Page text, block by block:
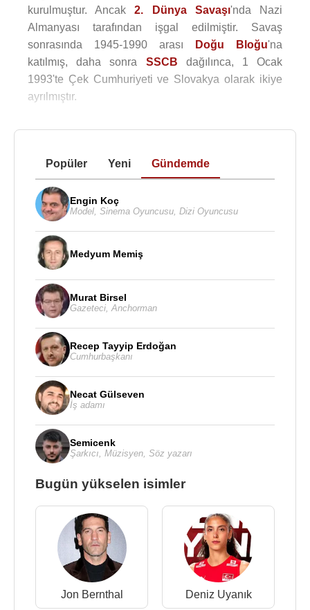
kurulmuştur. Ancak2. Dünya Savaşı'nda Nazi
Almanyası tarafından işgal edilmiştir. Savaş
sonrasında 1945-1990 arası
Doğu Bloğu'na
katılmış, daha sonra SSCB dağılınca, 1 Ocak
1993'te Çek Cumhuriyeti ve Slovakya olarak ikiye
ayrılmıştır.
Popüler Yeni Gündemde
Engin Koç
Model Sinema Oyuncusu Dizi Oyuncusu
Medyum Memiş
Murat Birsel
Gazeteci Anchorman
Recep Tayyip Erdoğan
Cumhurbaşkanı
Necat Gülseven
İş adamı
Semicenk
Şarkıcı Müzisyen Söz yazarı
Bugün yükselen isimler
Jon Bernthal Deniz Uyanık